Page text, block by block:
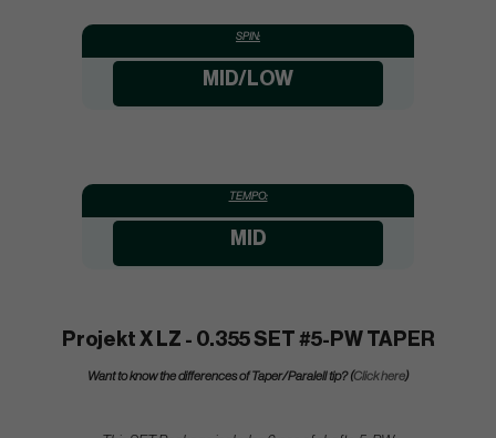
SPIN:
MID/LOW
TEMPO:
MID
Projekt X LZ - 0.355 SET #5-PW TAPER
Want to know the differences of Taper/Paralell tip? (Click here)